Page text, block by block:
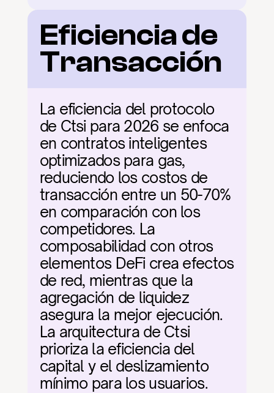
Eficiencia de
Transacción
La eficiencia del protocolo
de Ctsi para 2026 se enfoca
en contratos inteligentes
optimizados para gas,
reduciendo los costos de
transacción entre un 50-70%
en comparación con los
competidores. La
composabilidad con otros
elementos DeFi crea efectos
de red, mientras que la
agregación de liquidez
asegura la mejor ejecución.
La arquitectura de Ctsi
prioriza la eficiencia del
capital y el deslizamiento
mínimo para los usuarios.